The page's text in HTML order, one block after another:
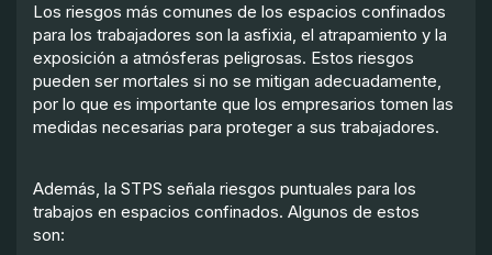
Los riesgos más comunes de los espacios confinados
para los trabajadores son la asfixia, el atrapamiento y la
exposición a atmósferas peligrosas. Estos riesgos
pueden ser mortales si no se mitigan adecuadamente,
por lo que es importante que los empresarios tomen las
medidas necesarias para proteger a sus trabajadores.
Además, la STPS señala riesgos puntuales para los
trabajos en espacios confinados. Algunos de estos
son: